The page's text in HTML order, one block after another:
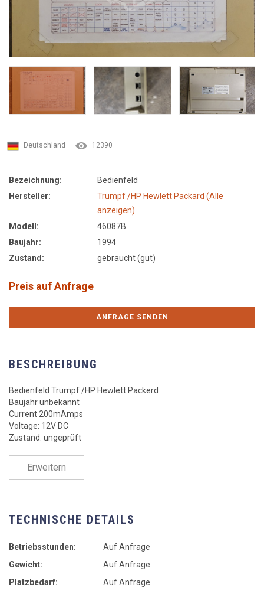
Deutschland 12390
Bezeichnung:
Bedienfeld
Hersteller:
Trumpf /HP Hewlett Packard (Alle
anzeigen)
Modell:
46087B
Baujahr:
1994
Zustand:
gebraucht (gut)
Preis auf Anfrage
ANFRAGE SENDEN
BESCHREIBUNG
Bedienfeld Trumpf /HP Hewlett Packerd
Baujahr unbekannt
Current 200mAmps
Voltage: 12V DC
Zustand: ungeprüft
Erweitern
TECHNISCHE DETAILS
Betriebsstunden:
Auf Anfrage
Gewicht:
Auf Anfrage
Platzbedarf:
Auf Anfrage